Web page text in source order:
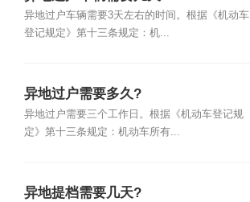
异地过户车辆需要3天左右的时间。根据《机动车
登记规定》第十三条规定：机...
异地过户需要多久?
异地过户需要三个工作日。根据《机动车登记规
定》第十三条规定：机动车所有...
异地提档需要几天?